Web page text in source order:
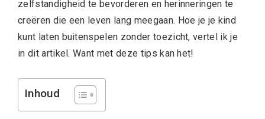
zelfstandigheid te bevorderen en herinneringen te
creëren die een leven lang meegaan. Hoe je je kind
kunt laten buitenspelen zonder toezicht, vertel ik je
in dit artikel. Want met deze tips kan het!
Inhoud